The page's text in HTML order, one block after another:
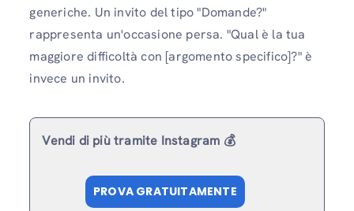
generiche. Un invito del tipo "Domande?"
rappresenta un'occasione persa. "Qual è la tua
maggiore difficoltà con [argomento specifico]?" è
invece un invito.
Vendi di più tramite Instagram 💰
PROVA GRATUITAMENTE